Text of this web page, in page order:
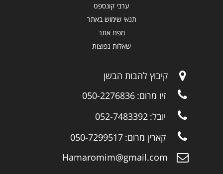
ערבי קונספט
תנאי שימוש באתר
מפת אתר
שאלות נפוצות
קיבוץ להבות הבשן
זיו מרום: 050-2276836
יובל: 052-7483392
קארין מרום: 050-7299517
Hamaromim@gmail.com